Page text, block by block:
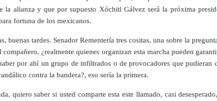
la alianza y que por supuesto Xóchitl Gálvez será la próxima
fortuna de los mexicanos.
buenas tardes. Senador Rementería tres cositas, una sobre la
compañero, ¿realmente quienes organizan esta marcha pueden
por ahí un grupo de infiltrados o de provocadores que pudieran
contra la bandera?, eso sería la primera.
quiero saber si usted comparte esta este llamado, casi